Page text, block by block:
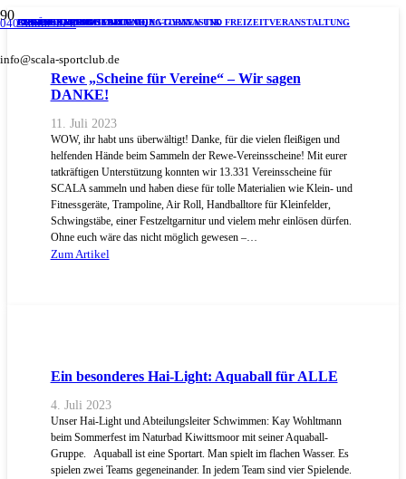
040 3006299-0
info@scala-sportclub.de
GESAMTVEREIN
Rewe „Scheine für Vereine“ – Wir sagen
DANKE!
11. Juli 2023
WOW, ihr habt uns überwältigt! Danke, für die vielen fleißigen und
helfenden Hände beim Sammeln der Rewe-Vereinsscheine! Mit eurer
tatkräftigen Unterstützung konnten wir 13.331 Vereinsscheine für
SCALA sammeln und haben diese für tolle Materialien wie Klein- und
Fitnessgeräte, Trampoline, Air Roll, Handballtore für Kleinfelder,
Schwingstäbe, einer Festzeltgarnitur und vielem mehr einlösen dürfen.
Ohne euch wäre das nicht möglich gewesen –…
Zum Artikel
INKLUSIONSCHWIMMEN/ AQUA-GYMNASTIK
Ein besonderes Hai-Light: Aquaball für ALLE
4. Juli 2023
Unser Hai-Light und Abteilungsleiter Schwimmen: Kay Wohltmann
beim Sommerfest im Naturbad Kiwittsmoor mit seiner Aquaball-
Gruppe. Aquaball ist eine Sportart. Man spielt im flachen Wasser. Es
spielen zwei Teams gegeneinander. In jedem Team sind vier Spielende.
CHEERLEADING
FUSSBALLVERANSTALTUNG
CHEERLEADING
FITNESSKURSANGEBOTYOGA
ANKÜNDIGUNGCHEERLEADINGTURNEN UND FREIZEITVERANSTALTUNG